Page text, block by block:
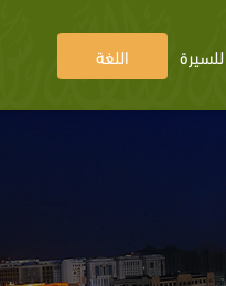
اللغة